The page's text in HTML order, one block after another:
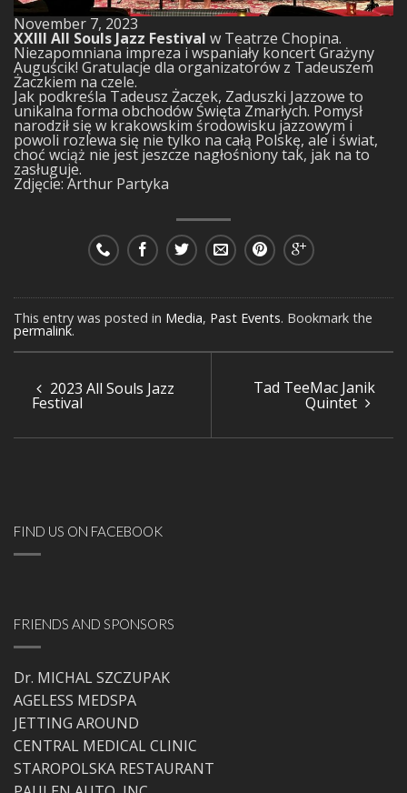
November 7, 2023
XXIII All Souls Jazz Festival w Teatrze Chopina.
Niezapomniana impreza i wspaniały koncert Grażyny
Auguścik! Gratulacje dla organizatorów z Tadeuszem
Żaczkiem na czele.
Jak podkreśla Tadeusz Żaczek, Zaduszki Jazzowe to
unikalna forma obchodów Święta Zmarłych. Pomysł
narodził się w krakowskim środowisku jazzowym i
powoli rozlewa się nie tylko na całą Polskę, ale i świat,
choć wciąż nie jest jeszcze nagłośniony tak, jak na to
zasługuje.
Zdjęcie: Arthur Partyka
This entry was posted in Media, Past Events. Bookmark the
permalink.
2023 All Souls Jazz
Festival
Tad TeeMac Janik
Quintet
FIND US ON FACEBOOK
FRIENDS AND SPONSORS
Dr. MICHAL SZCZUPAK
AGELESS MEDSPA
JETTING AROUND
CENTRAL MEDICAL CLINIC
STAROPOLSKA RESTAURANT